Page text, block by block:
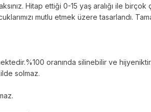
Hitap ettiği 0-15 yaş aralığı ile
mutlu etmek üzere tasarlandı.
oranında silinebilir ve hijyeniktir.
solmaz.